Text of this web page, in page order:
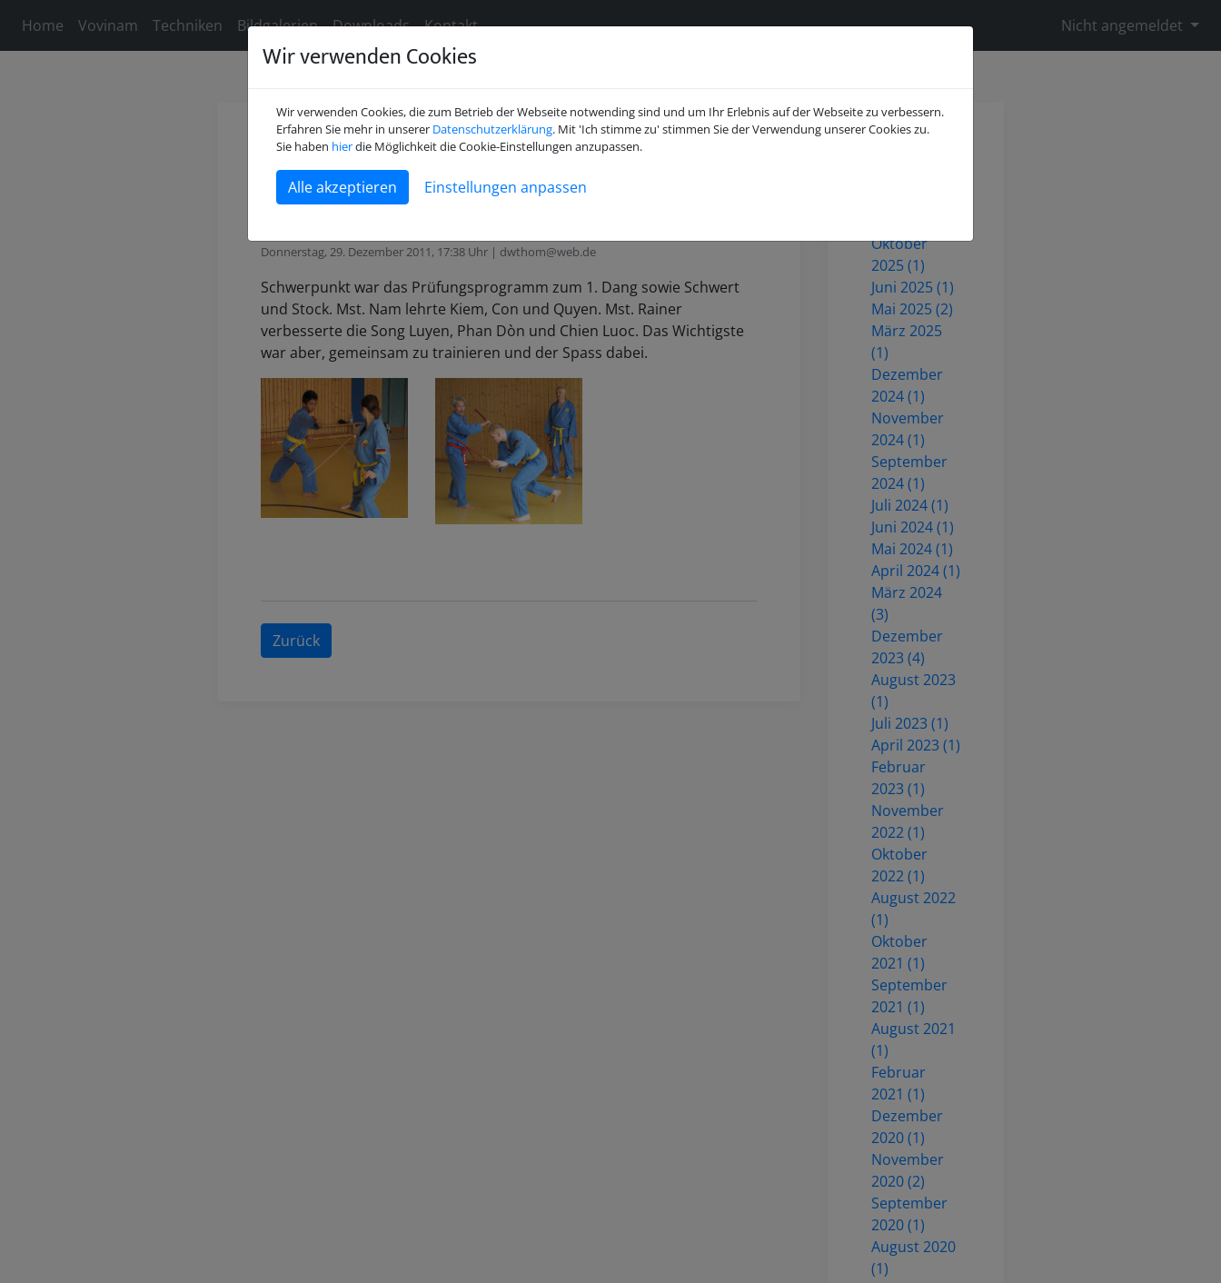
Home Vovinam Techniken Bildgalerien Downloads Kontakt Nicht angemeldet
Oktober
2025 (1)
Juni 2025 (1)
Mai 2025 (2)
März 2025
(1)
Dezember
2024 (1)
November
2024 (1)
September
2024 (1)
Juli 2024 (1)
Juni 2024 (1)
Mai 2024 (1)
April 2024 (1)
März 2024
(3)
Dezember
2023 (4)
August 2023
(1)
Juli 2023 (1)
April 2023 (1)
Februar
2023 (1)
November
2022 (1)
Oktober
2022 (1)
August 2022
(1)
Oktober
2021 (1)
September
2021 (1)
August 2021
(1)
Februar
2021 (1)
Dezember
2020 (1)
November
2020 (2)
September
2020 (1)
August 2020
(1)
Techniklehrgang der
Gelbgurtstufe in Deckenpfronn
Donnerstag, 29. Dezember 2011, 17:38 Uhr | dwthom@web.de
Schwerpunkt war das Prüfungsprogramm zum 1. Dang sowie Schwert
und Stock. Mst. Nam lehrte Kiem, Con und Quyen. Mst. Rainer
verbesserte die Song Luyen, Phan Dòn und Chien Luoc. Das Wichtigste
war aber, gemeinsam zu trainieren und der Spass dabei.
Zurück
Wir verwenden Cookies
Wir verwenden Cookies, die zum Betrieb der Webseite notwending sind und um Ihr Erlebnis auf der Webseite zu verbessern.
Erfahren Sie mehr in unserer Datenschutzerklärung. Mit 'Ich stimme zu' stimmen Sie der Verwendung unserer Cookies zu.
Sie haben hierdie Möglichkeit die Cookie-Einstellungen anzupassen.
Einstellungen anpassen